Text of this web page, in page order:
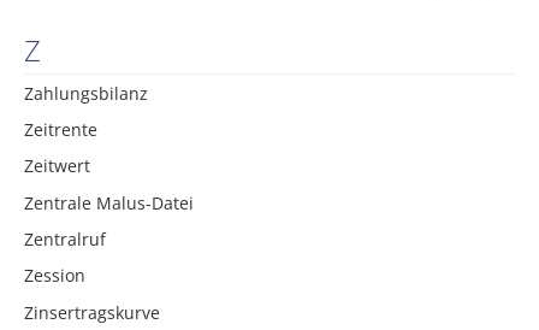
Z
Zahlungsbilanz
Zeitrente
Zeitwert
Zentrale Malus-Datei
Zentralruf
Zession
Zinsertragskurve